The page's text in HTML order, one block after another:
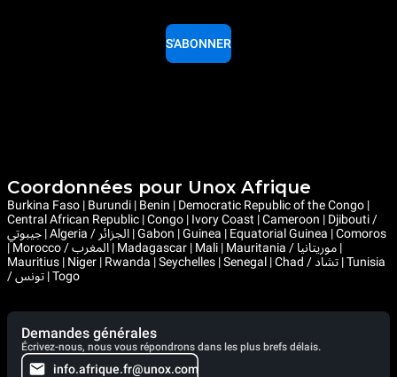
S'ABONNER
Coordonnées pour Unox Afrique
Burkina Faso | Burundi | Benin | Democratic Republic of the Congo |
Central African Republic | Congo | Ivory Coast | Cameroon | Djibouti /
جيبوتي | Algeria / الجزائر | Gabon | Guinea | Equatorial Guinea | Comoros
| Morocco / المغرب | Madagascar | Mali | Mauritania / موريتانيا |
Mauritius | Niger | Rwanda | Seychelles | Senegal | Chad / تشاد | Tunisia
/ تونس | Togo
Demandes générales
Écrivez-nous, nous vous répondrons dans les plus brefs délais.
info.afrique.fr@unox.com